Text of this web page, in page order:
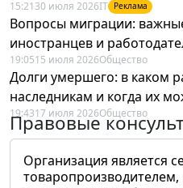
15:21 30 июля 2026IT Реклама
Вопросы миграции:
иностранцев и
19:0515 июля 2026Общество
Долги умершего: в каком
наследникам и когда их
19:4317 июля 2026Общество
Правовые
Организация является